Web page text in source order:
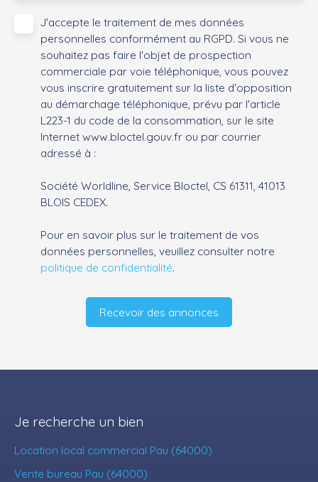
J'accepte le traitement de mes données
personnelles conformément au RGPD. Si vous ne
souhaitez pas faire l'objet de prospection
commerciale par voie téléphonique, vous pouvez
vous inscrire gratuitement sur la liste d'opposition
au démarchage téléphonique, prévu par l'article
L223-1 du code de la consommation, sur le site
Internet www.bloctel.gouv.fr ou par courrier
adressé à :
Société Worldline, Service Bloctel, CS 61311, 41013
BLOIS CEDEX.
Pour en savoir plus sur le traitement de vos
données personnelles, veuillez consulter notre
politique de confidentialité.
Recevoir des annonces
Je recherche un bien
Location local commercial Pau (64000)
Vente bureau Pau (64000)